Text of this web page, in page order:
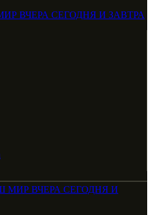
ВЧЕРА СЕГОДНЯ И ЗАВТРА
МИР ВЧЕРА СЕГОДНЯ И